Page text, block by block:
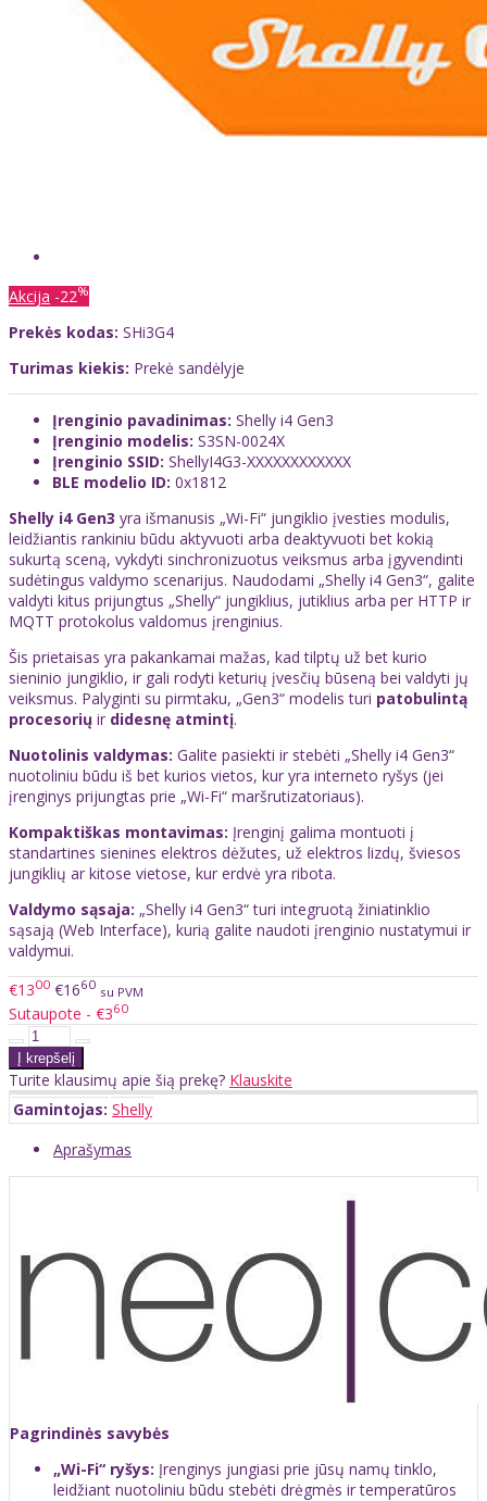
Akcija -22%
Prekės kodas: SHi3G4
Turimas kiekis: Prekė sandėlyje
Įrenginio pavadinimas: Shelly i4 Gen3
Įrenginio modelis: S3SN-0024X
Įrenginio SSID: ShellyI4G3-XXXXXXXXXXXX
BLE modelio ID: 0x1812
Shelly i4 Gen3 yra išmanusis „Wi-Fi“ jungiklio įvesties modulis,
leidžiantis rankiniu būdu aktyvuoti arba deaktyvuoti bet kokią
sukurtą sceną, vykdyti sinchronizuotus veiksmus arba įgyvendinti
sudėtingus valdymo scenarijus. Naudodami „Shelly i4 Gen3“, galite
valdyti kitus prijungtus „Shelly“ jungiklius, jutiklius arba per HTTP ir
MQTT protokolus valdomus įrenginius.
Šis prietaisas yra pakankamai mažas, kad tilptų už bet kurio
sieninio jungiklio, ir gali rodyti keturių įvesčių būseną bei valdyti jų
veiksmus. Palyginti su pirmtaku, „Gen3“ modelis turi patobulintą
procesorių ir didesnę atmintį.
Nuotolinis valdymas: Galite pasiekti ir stebėti „Shelly i4 Gen3“
nuotoliniu būdu iš bet kurios vietos, kur yra interneto ryšys (jei
įrenginys prijungtas prie „Wi-Fi“ maršrutizatoriaus).
Kompaktiškas montavimas: Įrenginį galima montuoti į
standartines sienines elektros dėžutes, už elektros lizdų, šviesos
jungiklių ar kitose vietose, kur erdvė yra ribota.
Valdymo sąsaja: „Shelly i4 Gen3“ turi integruotą žiniatinklio
sąsają (Web Interface), kurią galite naudoti įrenginio nustatymui ir
valdymui.
€1300 €1660 su PVM
Sutaupote - €360
Turite klausimų apie šią prekę? Klauskite
Gamintojas: Shelly
Aprašymas
Pagrindinės savybės
„Wi-Fi“ ryšys: Įrenginys jungiasi prie jūsų namų tinklo,
leidžiant nuotoliniu būdu stebėti drėgmės ir temperatūros